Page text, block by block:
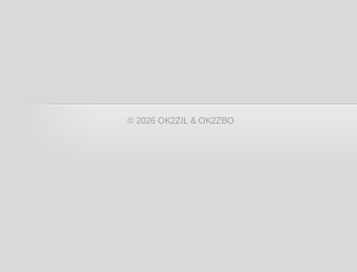
© 2026 OK2ZIL & OK2ZBO